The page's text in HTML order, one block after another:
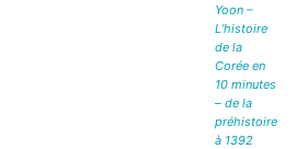
Yoon –
L’histoire
de la
Corée en
10 minutes
– de la
préhistoire
à 1392